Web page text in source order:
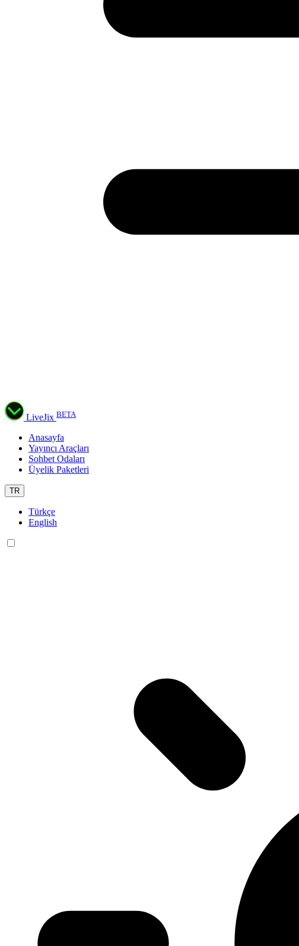
LiveJix BETA
Anasayfa
Yayıncı Araçları
Sohbet Odaları
Üyelik Paketleri
TR
Türkçe
English